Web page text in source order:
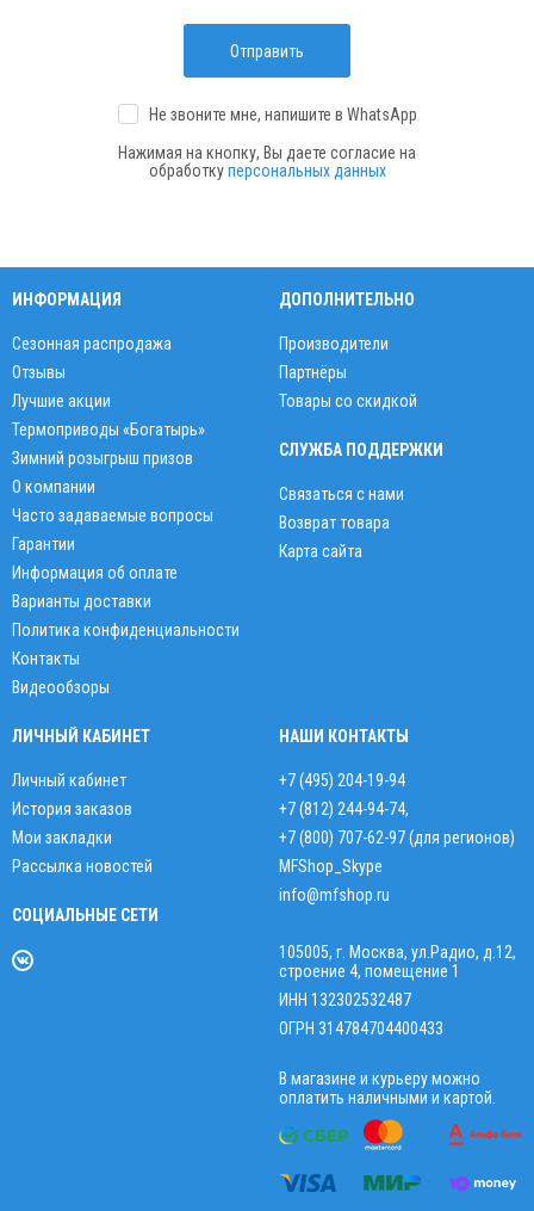
Отправить
Не звоните мне, напишите в WhatsApp
Нажимая на кнопку, Вы даете согласие на
обработкуперсональных данных
ИНФОРМАЦИЯ
Сезонная распродажа
Отзывы
Лучшие акции
Термоприводы «Богатырь»
Зимний розыгрыш призов
О компании
Часто задаваемые вопросы
Гарантии
Информация об оплате
Варианты доставки
Политика конфиденциальности
Контакты
Видеообзоры
ДОПОЛНИТЕЛЬНО
Производители
Партнёры
Товары со скидкой
СЛУЖБА ПОДДЕРЖКИ
Связаться с нами
Возврат товара
Карта сайта
ЛИЧНЫЙ КАБИНЕТ
Личный кабинет
История заказов
Мои закладки
Рассылка новостей
СОЦИАЛЬНЫЕ СЕТИ
НАШИ КОНТАКТЫ
+7 (495) 204-19-94
+7 (812) 244-94-74,
+7 (800) 707-62-97 (для регионов)
MFShop_Skype
info@mfshop.ru
105005, г. Москва, ул.Радио, д.12,
строение 4, помещение 1
ИНН 132302532487
ОГРН 314784704400433
В магазине и курьеру можно
оплатить наличными и картой.